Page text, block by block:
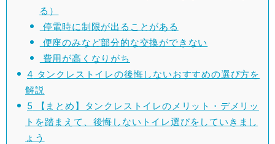
る）
停電時に制限が出ることがある
便座のみなど部分的な交換ができない
費用が高くなりがち
4 タンクレストイレの後悔しないおすすめの選び方を
解説
5 【まとめ】タンクレストイレのメリット・デメリッ
トを踏まえて、後悔しないトイレ選びをしていきまし
ょう